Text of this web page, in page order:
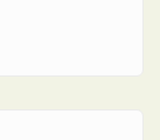
construcción de